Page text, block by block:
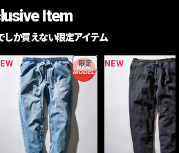
Item
しか買えない限定アイテム
限定 NEW